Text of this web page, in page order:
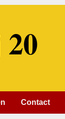
Contact